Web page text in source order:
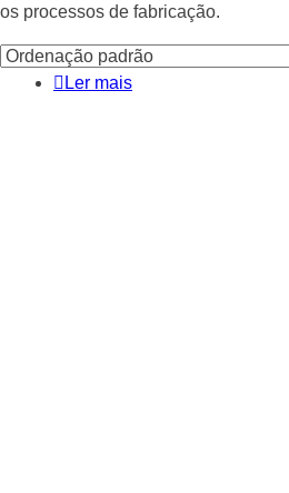
os processos de fabricação.
Ler mais